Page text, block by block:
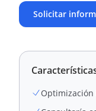
Solicitar